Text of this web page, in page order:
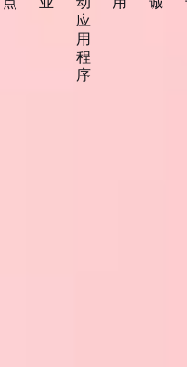
应
用
程
序